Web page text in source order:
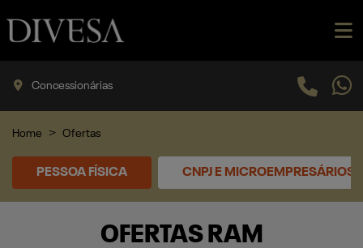
Concessionárias
Home Ofertas
PESSOA FÍSICA CNPJ E MICROEMPRESÁRIOS
OFERTAS RAM